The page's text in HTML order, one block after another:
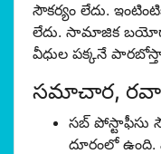
సౌకర్యం లేదు.
లేదు. సామాజిక
వీధుల పక్కనే
సమాచార,
సబ్ పోస్టాఫీసు
దూరంలో ఉంది.